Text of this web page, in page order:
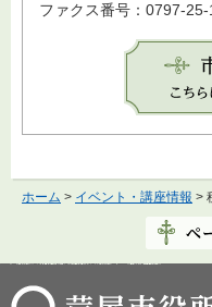
ファクス番号：0797-25-
ホーム > イベント・講座情報 >
芦屋市役所